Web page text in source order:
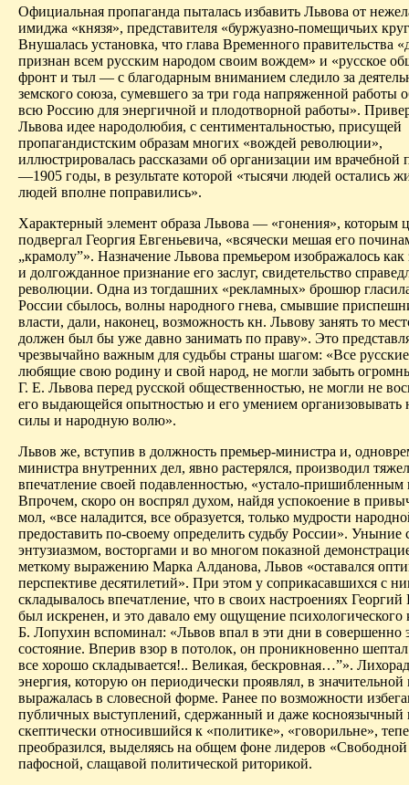
Официальная пропаганда пыталась избавить Львова от
имиджа «князя», представителя «буржуазно-помещичьих
Внушалась установка, что глава Временного правительства
признан всем русским народом своим вождем» и «русское
фронт и тыл — с благодарным вниманием следило за
земского союза, сумевшего за три года напряженной работы
всю Россию для энергичной и плодотворной работы».
Львова идее народолюбия, с сентиментальностью, присущей
пропагандистским образам многих «вождей революции»,
иллюстрировалась рассказами об организации им
—1905 годы, в результате которой «тысячи людей остались
людей вполне поправились».
Характерный элемент образа Львова — «гонения», которым
подвергал Георгия Евгеньевича, «всячески мешая его
„крамолу”». Назначение Львова премьером изображалось как
и долгожданное признание его заслуг, свидетельство
революции. Одна из тогдашних «рекламных» брошюр
России сбылось, волны народного гнева, смывшие
власти, дали, наконец, возможность кн. Львову занять то
должен был бы уже давно занимать по праву». Это
чрезвычайно важным для судьбы страны шагом: «Все
любящие свою родину и свой народ, не могли забыть
Г. Е. Львова перед русской общественностью, не могли не
его выдающейся опытностью и его умением организовывать
силы и народную волю».
Львов же, вступив в должность премьер-министра и,
министра внутренних дел, явно растерялся, производил
впечатление своей подавленностью, «устало-пришибленным
Впрочем, скоро он во­спрял духом, найдя успокоение в
мол, «все наладится, все образуется, только мудрости
предоставить по-своему определить судьбу России». Уныние
энтузиазмом, восторгами и во многом показной
меткому выражению Марка Алданова, Львов «оставался
перспективе десятилетий». При этом у соприкасавшихся с
складывалось впечатление, что в своих настроениях Георгий
был искренен, и это давало ему ощущение
Б. Лопухин вспоминал: «Львов впал в эти дни в совершенно
состояние. Вперив взор в потолок, он проникновенно
все хорошо складывается!.. Великая, бескровная…”».
энергия, которую он периодически проявлял, в значительной
выражалась в словесной форме. Ранее по возможности
публичных выступлений, сдержанный и даже косноязычный
скептиче­ски относившийся к «политике», «говорильне»,
преобразился, выделяясь на общем фоне лидеров
пафосной, слащавой политической риторикой.